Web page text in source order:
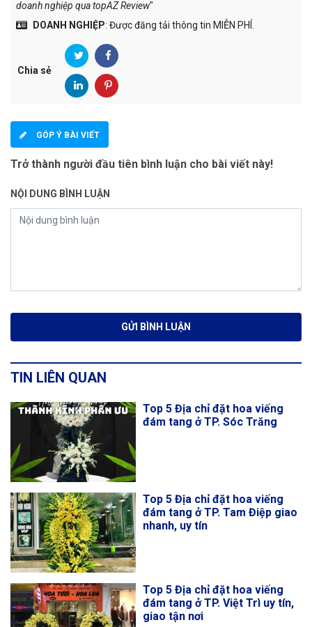
doanh nghiệp qua topAZ Review"
DOANH NGHIỆP: Được đăng tải thông tin MIỄN PHÍ.
Chia sẻ
GÓP Ý BÀI VIẾT
Trở thành người đầu tiên bình luận cho bài viết này!
NỘI DUNG BÌNH LUẬN
TIN LIÊN QUAN
Top 5 Địa chỉ đặt hoa viếng
đám tang ở TP. Sóc Trăng
Top 5 Địa chỉ đặt hoa viếng
đám tang ở TP. Tam Điệp giao
nhanh, uy tín
Top 5 Địa chỉ đặt hoa viếng
đám tang ở TP. Việt Trì uy tín,
giao tận nơi